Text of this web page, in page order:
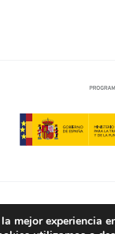
mejor experiencia